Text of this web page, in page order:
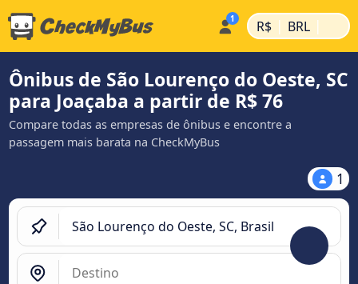
R$ | BRL |
Ônibus de São Lourenço do Oeste, SC
para Joaçaba a partir de R$ 76
Compare todas as empresas de ônibus e encontre a
passagem mais barata na CheckMyBus
1